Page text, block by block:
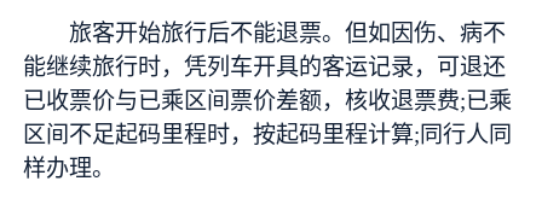
旅客开始旅行后不能退票。但如因伤、病不
能继续旅行时，凭列车开具的客运记录，可退还
已收票价与已乘区间票价差额，核收退票费;已乘
区间不足起码里程时，按起码里程计算;同行人同
样办理。